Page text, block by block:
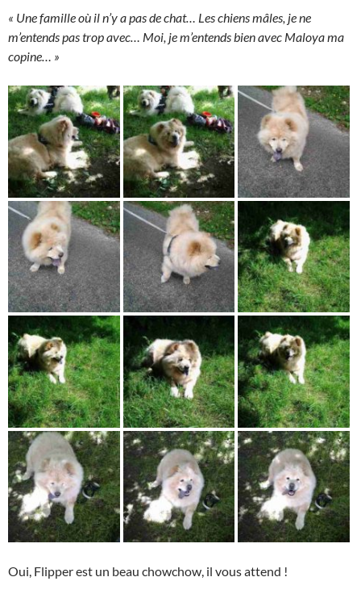
« Une famille où il n’y a pas de chat… Les chiens mâles, je ne
m’entends pas trop avec… Moi, je m’entends bien avec Maloya ma
copine… »
Oui, Flipper est un beau chowchow, il vous attend !